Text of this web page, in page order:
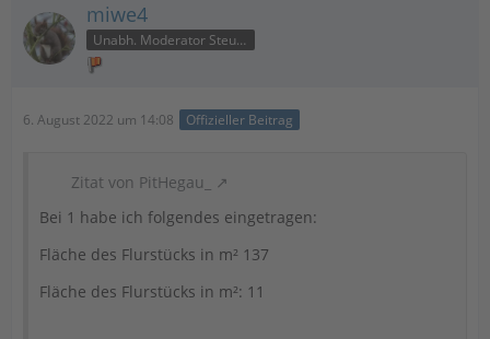
miwe4
Unabh. Moderator Steuer
6. August 2022 um 14:08 Offizieller Beitrag
Zitat von PitHegau_
Bei 1 habe ich folgendes eingetragen:
Fläche des Flurstücks in m² 137
Fläche des Flurstücks in m²: 11